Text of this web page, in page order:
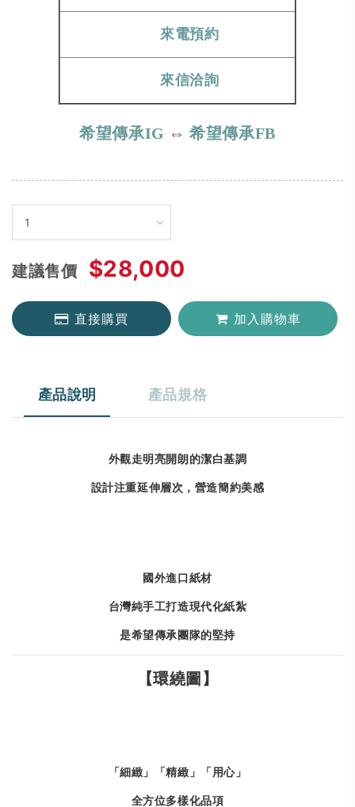
來電預約
來信洽詢
希望傳承IG ⇔希望傳承FB
建議售價 $28,000
直接購買 加入購物車
產品說明 產品規格
外觀走明亮開朗的潔白基調
設計注重延伸層次，營造簡約美感
國外進口紙材
台灣純手工打造現代化紙紮
是希望傳承團隊的堅持
【環繞圖】
「細緻」「精緻」「用心」
全方位多樣化品項